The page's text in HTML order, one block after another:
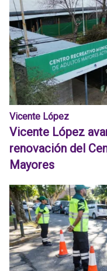
Vicente López
Vicente López
renovación del
Mayores